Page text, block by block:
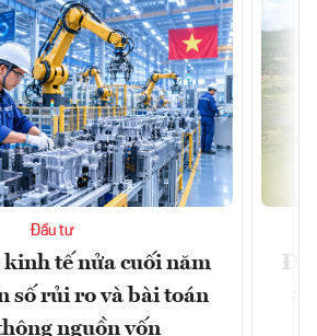
Đầu tư
tế nửa cuối năm
số rủi ro và bài toán
nguồn vốn